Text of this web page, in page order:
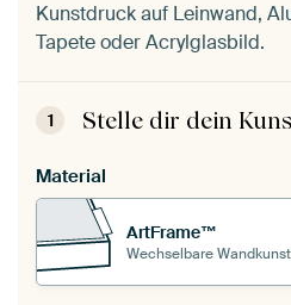
Kunstdruck auf Leinwand,
Tapete oder Acrylglasbild.
1 Stelle dir dein
Material
ArtFrame™
Wechselbare Wandkunst